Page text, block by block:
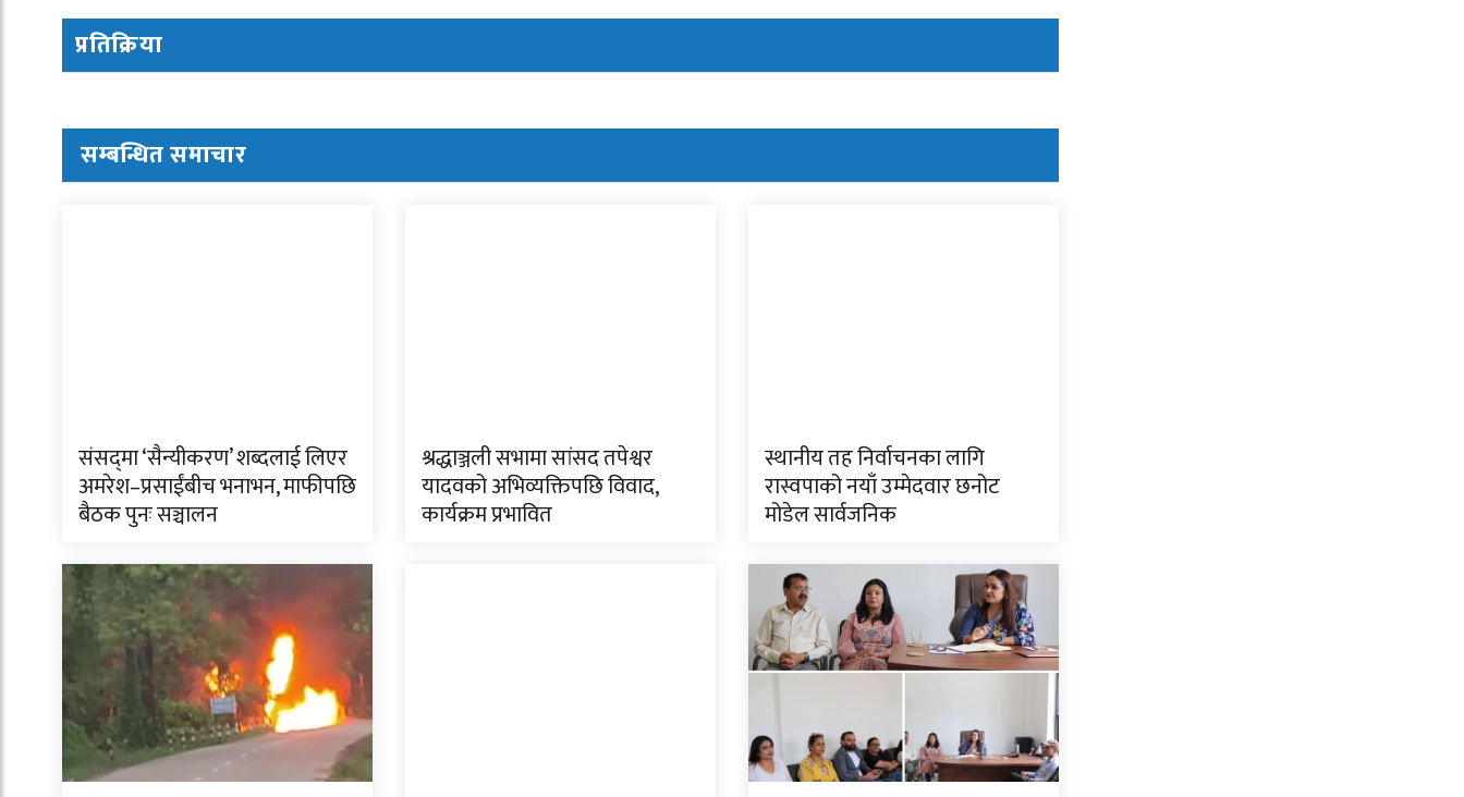
प्रतिक्रिया
सम्बन्धित समाचार
संसद्‌मा ‘सैन्यीकरण’ शब्दलाई लिएर
अमरेश–प्रसाईंबीच भनाभन, माफीपछि
बैठक पुनः सञ्चालन
श्रद्धाञ्जली सभामा सांसद तपेश्वर
यादवको अभिव्यक्तिपछि विवाद,
कार्यक्रम प्रभावित
स्थानीय तह निर्वाचनका लागि
रास्वपाको नयाँ उम्मेदवार छनोट
मोडेल सार्वजनिक